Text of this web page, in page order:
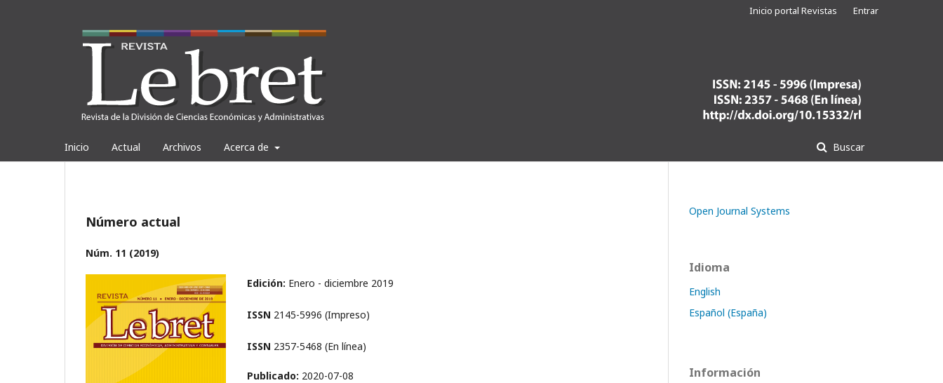
Inicio Actual Archivos Acerca de Buscar
Inicio portal Revistas Entrar
Número actual
Núm. 11 (2019)
Edición: Enero - diciembre 2019
ISSN 2145-5996 (Impreso)
ISSN 2357-5468 (En línea)
Publicado: 2020-07-08
Open Journal Systems
Idioma
English
Español (España)
Información